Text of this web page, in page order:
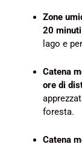
Zone
20
lago e
Catena
ore di
foresta.
Catena